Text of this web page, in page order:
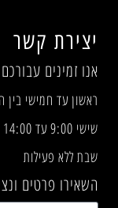
יצירת קשר
אנו זמינים
ראשון עד חמישי בין השעות
שישי 9:00 עד 14:00
שבת ללא פעילות
השאירו פרטים